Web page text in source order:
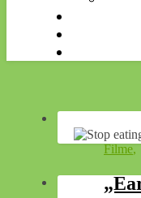
Filme,